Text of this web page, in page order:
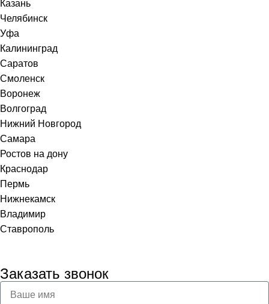
Казань
Челябинск
Уфа
Калининград
Саратов
Смоленск
Воронеж
Волгоград
Нижний Новгород
Самара
Ростов на дону
Краснодар
Пермь
Нижнекамск
Владимир
Ставрополь
Заказать звонок